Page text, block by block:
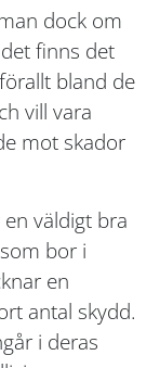
dock om
finns det
bland de
vill vara
mot skador
väldigt bra
bor i
en
antal skydd.
i deras